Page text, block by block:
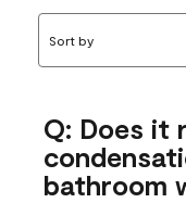
Sort by
Q: Does it
bathroom